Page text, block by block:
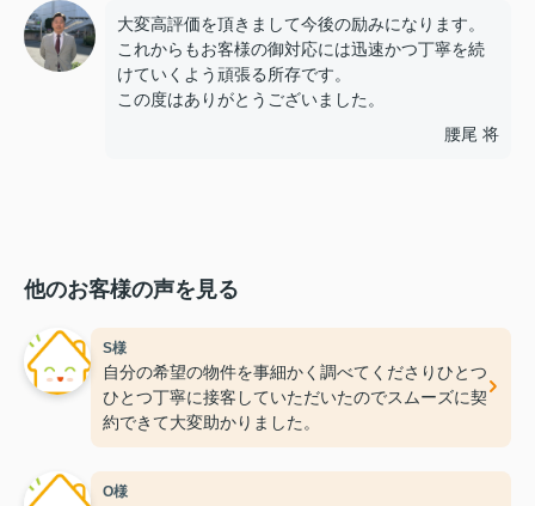
大変高評価を頂きまして今後の励みになります。
これからもお客様の御対応には迅速かつ丁寧を続
けていくよう頑張る所存です。
この度はありがとうございました。
腰尾 将
他のお客様の声を見る
S様
自分の希望の物件を事細かく調べてくださりひとつ
ひとつ丁寧に接客していただいたのでスムーズに契
約できて大変助かりました。
O様